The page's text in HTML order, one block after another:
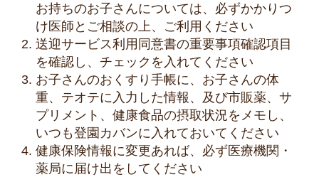
お持ちのお子さんについては、必ずかかりつ
け医師とご相談の上、ご利用ください
送迎サービス利用同意書の重要事項確認項目
を確認し、チェックを入れてください
お子さんのおくすり手帳に、お子さんの体
重、テオテに入力した情報、及び市販薬、サ
プリメント、健康食品の摂取状況をメモし、
いつも登園カバンに入れておいてください
健康保険情報に変更あれば、必ず医療機関・
薬局に届け出をしてください